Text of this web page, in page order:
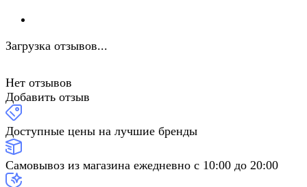
Загрузка отзывов...
Нет отзывов
Добавить отзыв
Доступные цены на лучшие бренды
Самовывоз из магазина ежедневно с 10:00 до 20:00